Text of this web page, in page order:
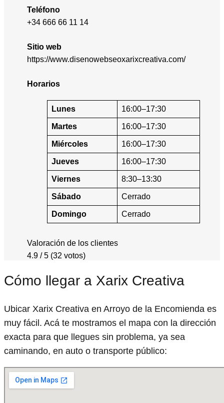
Teléfono
+34 666 66 11 14
Sitio web
https://www.disenowebseoxarixcreativa.com/
Horarios
Lunes 16:00–17:30
Martes 16:00–17:30
Miércoles 16:00–17:30
Jueves 16:00–17:30
Viernes 8:30–13:30
Sábado Cerrado
Domingo Cerrado
Valoración de los clientes
4.9 / 5 (32 votos)
Cómo llegar a Xarix Creativa
Ubicar Xarix Creativa en Arroyo de la Encomienda es
muy fácil. Acá te mostramos el mapa con la dirección
exacta para que llegues sin problema, ya sea
caminando, en auto o transporte público: